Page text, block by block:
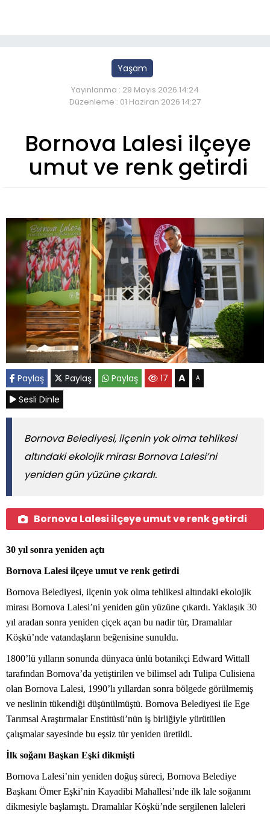
Yaşam
Yayınlanma : 29 Mayıs 2026 14:24
Düzenleme : 01 Haziran 2026 14:27
Bornova Lalesi ilçeye
umut ve renk getirdi
Paylaş Paylaş Paylaş 17 A A
Sesli Dinle
Bornova Belediyesi, ilçenin yok olma tehlikesi
altındaki ekolojik mirası Bornova Lalesi’ni
yeniden gün yüzüne çıkardı.
Bornova Lalesi ilçeye umut ve renk getirdi
30 yıl sonra yeniden açtı
Bornova Lalesi ilçeye umut ve renk getirdi
Bornova Belediyesi, ilçenin yok olma tehlikesi altındaki ekolojik
mirası Bornova Lalesi’ni yeniden gün yüzüne çıkardı. Yaklaşık 30
yıl aradan sonra yeniden çiçek açan bu nadir tür, Dramalılar
Köşkü’nde vatandaşların beğenisine sunuldu.
1800’lü yılların sonunda dünyaca ünlü botanikçi Edward Wittall
tarafından Bornova’da yetiştirilen ve bilimsel adı Tulipa Culisiena
olan Bornova Lalesi, 1990’lı yıllardan sonra bölgede görülmemiş
ve neslinin tükendiği düşünülmüştü. Bornova Belediyesi ile Ege
Tarımsal Araştırmalar Enstitüsü’nün iş birliğiyle yürütülen
çalışmalar sayesinde bu eşsiz tür yeniden üretildi.
İlk soğanı Başkan Eşki dikmişti
Bornova Lalesi’nin yeniden doğuş süreci, Bornova Belediye
Başkanı Ömer Eşki’nin Kayadibi Mahallesi’nde ilk lale soğanını
dikmesiyle başlamıştı. Dramalılar Köşkü’nde sergilenen laleleri